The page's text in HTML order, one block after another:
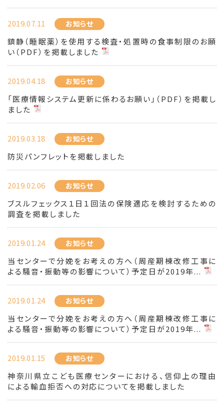
2019.07.11 お知らせ
鎮静（睡眠薬）を使用する検査・処置時の食事制限のお願
い（PDF）を掲載しました
2019.04.18 お知らせ
「医療情報システム更新に係わるお願い」（PDF）を掲載し
ました
2019.03.18 お知らせ
防災パンフレットを掲載しました
2019.02.06 お知らせ
ブスルフェックス１日１回法の保険適応を検討するための
調査を掲載しました
2019.01.24 お知らせ
当センターで分娩をお考えの方へ（周産期棟改修工事に
よる騒音・振動等の影響について）予定日が2019年...
2019.01.24 お知らせ
当センターで分娩をお考えの方へ（周産期棟改修工事に
よる騒音・振動等の影響について）予定日が2019年...
2019.01.15 お知らせ
神奈川県立こども医療センターにおける、信仰上の理由
による輸血拒否への対応についてを掲載しました